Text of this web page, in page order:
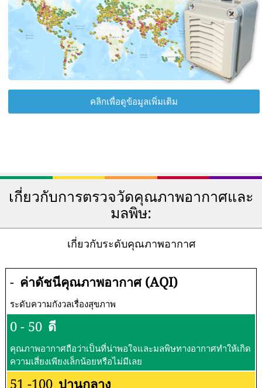
คลิกเพื่อดูข้อมูลเพิ่มเติม
เกี่ยวกับการตรวจวัดคุณภาพอากาศและ
มลพิษ:
เกี่ยวกับระดับคุณภาพอากาศ
- ค่าดัชนีคุณภาพอากาศ (AQI)
ระดับความกังวลเรื่องสุขภาพ
0 - 50 ดี
คุณภาพอากาศถือว่าเป็นที่น่าพอใจและมลพิษทางอากาศทำให้เกิด
ความเสี่ยงเพียงเล็กน้อยหรือไม่มีเลย
51 -100 ปานกลาง